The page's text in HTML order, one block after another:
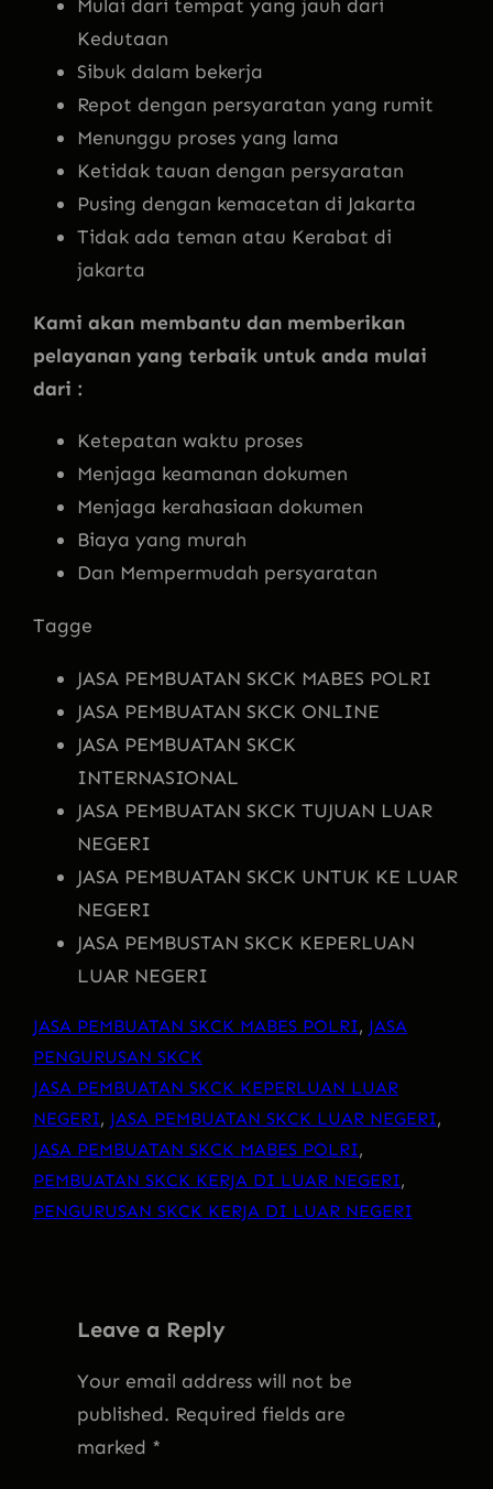
Mulai dari tempat yang jauh dari
Kedutaan
Sibuk dalam bekerja
Repot dengan persyaratan yang rumit
Menunggu proses yang lama
Ketidak tauan dengan persyaratan
Pusing dengan kemacetan di Jakarta
Tidak ada teman atau Kerabat di
jakarta
Kami akan membantu dan memberikan
pelayanan yang terbaik untuk anda mulai
dari :
Ketepatan waktu proses
Menjaga keamanan dokumen
Menjaga kerahasiaan dokumen
Biaya yang murah
Dan Mempermudah persyaratan
Tagge
JASA PEMBUATAN SKCK MABES POLRI
JASA PEMBUATAN SKCK ONLINE
JASA PEMBUATAN SKCK
INTERNASIONAL
JASA PEMBUATAN SKCK TUJUAN LUAR
NEGERI
JASA PEMBUATAN SKCK UNTUK KE LUAR
NEGERI
JASA PEMBUSTAN SKCK KEPERLUAN
LUAR NEGERI
JASA PEMBUATAN SKCK MABES POLRI, JASA
PENGURUSAN SKCK
JASA PEMBUATAN SKCK KEPERLUAN LUAR
NEGERI, JASA PEMBUATAN SKCK LUAR NEGERI
JASA PEMBUATAN SKCK MABES POLRI
PEMBUATAN SKCK KERJA DI LUAR NEGERI
PENGURUSAN SKCK KERJA DI LUAR NEGERI
Leave a Reply
Your email address will not be
published. Required fields are
marked *